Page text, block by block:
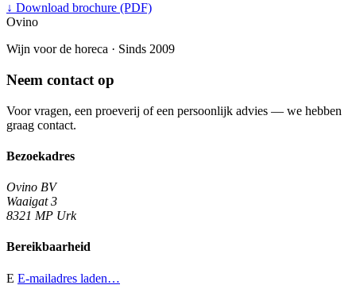
↓ Download brochure (PDF)
Ovino
Wijn voor de horeca · Sinds 2009
Neem contact op
Voor vragen, een proeverij of een persoonlijk advies — we hebben
graag contact.
Bezoekadres
Ovino BV
Waaigat 3
8321 MP Urk
Bereikbaarheid
E E-mailadres laden…